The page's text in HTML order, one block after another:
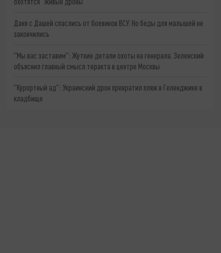
Даня с Дашей спаслись от боевиков ВСУ. Но беды для малышей не
закончились
"Мы вас заставим": Жуткие детали охоты на генерала. Зеленский
объяснил главный смысл теракта в центре Москвы
"Курортный ад": Украинский дрон превратил пляж в Геленджике в
кладбище